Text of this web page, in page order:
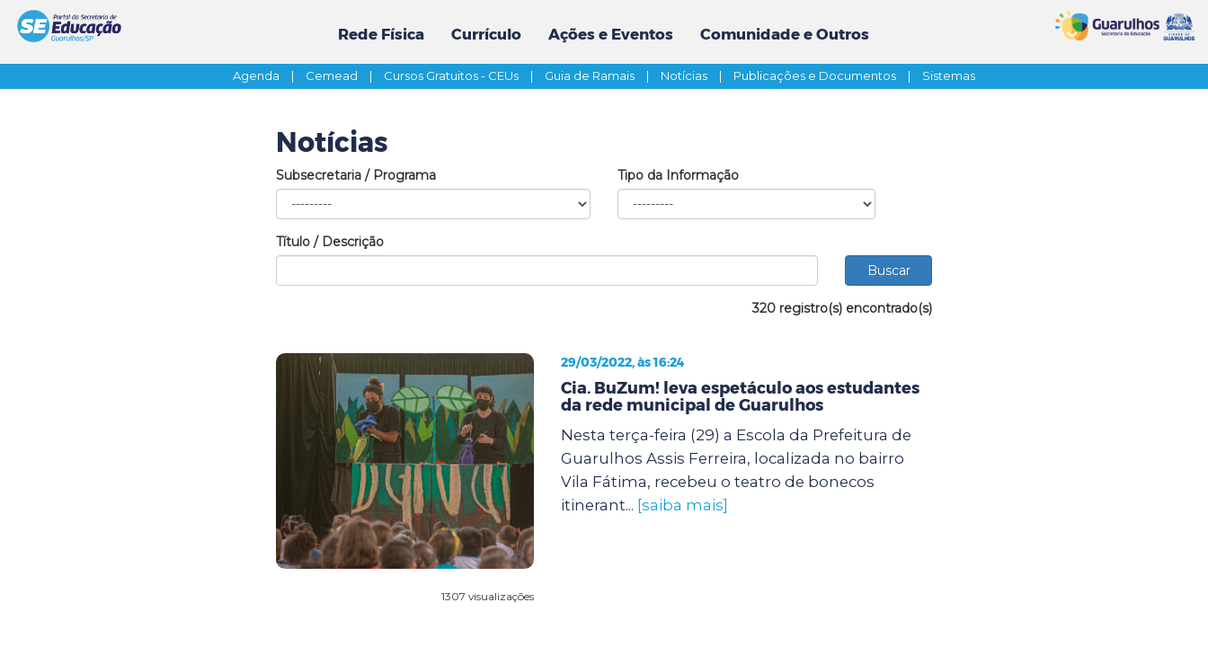
Rede Física Currículo Ações e Eventos Comunidade e Outros
Agenda | Cemead | Cursos Gratuitos - CEUs | Guia de Ramais | Notícias | Publicações e Documentos | Sistemas
Notícias
Subsecretaria / Programa Tipo da Informação
Título / Descrição
320 registro(s) encontrado(s)
1307 visualizações
29/03/2022, às 16:24
Cia. BuZum! leva espetáculo aos estudantes
da rede municipal de Guarulhos
Nesta terça-feira (29) a Escola da Prefeitura de
Guarulhos Assis Ferreira, localizada no bairro
Vila Fátima, recebeu o teatro de bonecos
itinerant... [saiba mais]